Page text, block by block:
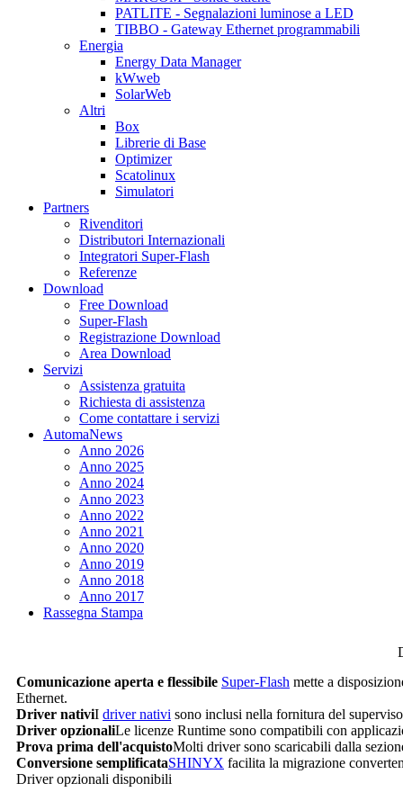
PATLITE - Segnalazioni luminose a LED
TIBBO - Gateway Ethernet programmabili
Energia
Energy Data Manager
kWweb
SolarWeb
Altri
Box
Librerie di Base
Optimizer
Scatolinux
Simulatori
Partners
Rivenditori
Distributori Internazionali
Integratori Super-Flash
Referenze
Download
Free Download
Super-Flash
Registrazione Download
Area Download
Servizi
Assistenza gratuita
Richiesta di assistenza
Come contattare i servizi
AutomaNews
Anno 2026
Anno 2025
Anno 2024
Anno 2023
Anno 2022
Anno 2021
Anno 2020
Anno 2019
Anno 2018
Anno 2017
Rassegna Stampa
Comunicazione aperta e flessibile Super-Flash mette a
Ethernet.
Driver nativiI driver nativi sono inclusi nella fornitura del
Driver opzionaliLe licenze Runtime sono compatibili con
Prova prima dell'acquistoMolti driver sono scaricabili dalla
Conversione semplificataSHINYX facilita la migrazione
Driver opzionali disponibili